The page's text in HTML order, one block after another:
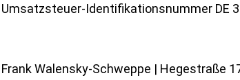
Umsatzsteuer-Identifikationsnummer DE
Frank Walensky-Schweppe | Hegestraße